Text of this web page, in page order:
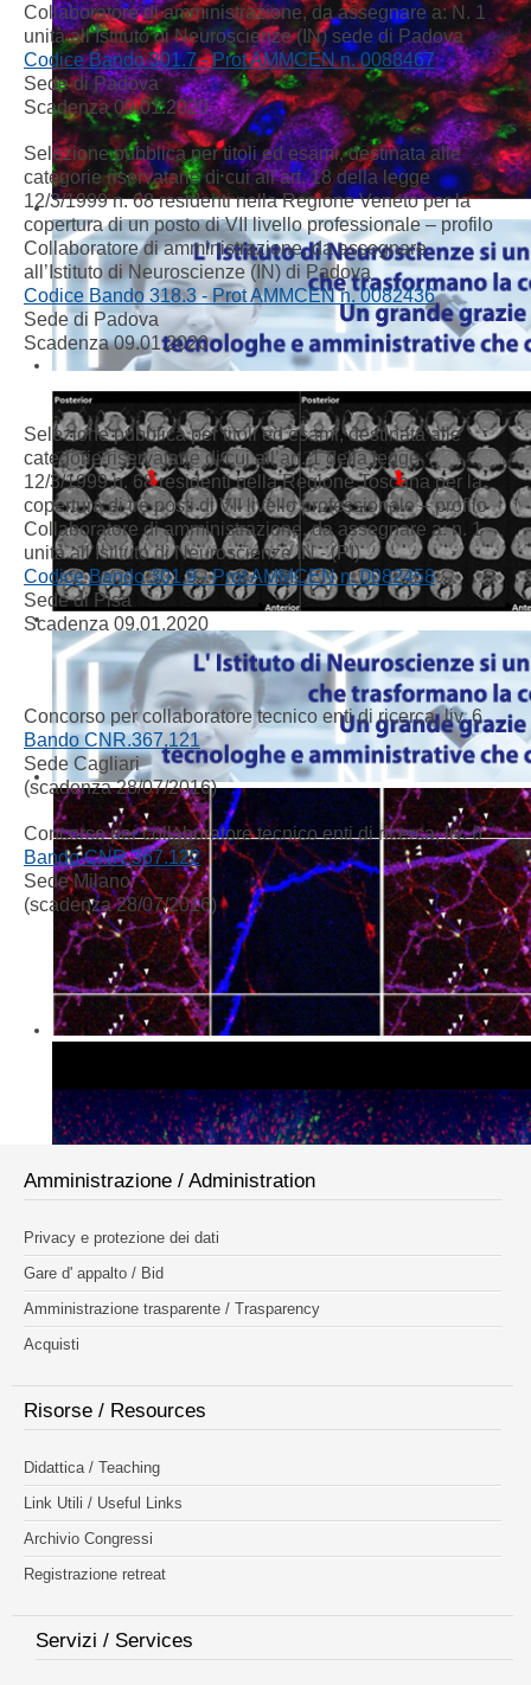
Collaboratore di amministrazione, da assegnare a: N. 1
unità all’Istituto di Neuroscienze (IN) sede di Padova
Codice Bando 301.7 - Prot AMMCEN n. 0088467
Sede di Padova
Scadenza 09.01.2020
Selezione pubblica per titoli ed esami, destinata alle
categorie riservatarie di cui all’art. 18 della legge
12/3/1999 n. 68 residenti nella Regione Veneto per la
copertura di un posto di VII livello professionale – profilo
Collaboratore di amministrazione, da assegnare
all’Istituto di Neuroscienze (IN) di Padova
Codice Bando 318.3 - Prot AMMCEN n. 0082436
Sede di Padova
Scadenza 09.01.2020
Selezione pubblica per titoli ed esami, destinata alle
categorie riservatarie di cui all’art. 1 della legge
12/3/1999 n. 68 residenti nella Regione Toscana per la
copertura di tre posti di VII livello professionale – profilo
Collaboratore di amministrazione, da assegnare a: n. 1
unità all’Istituto di Neuroscienze IN - (PI)
Codice Bando 301.9 - Prot AMMCEN n. 0082458
Sede di Pisa
Scadenza 09.01.2020
Concorso per collaboratore tecnico enti di ricerca, liv. 6
Bando CNR.367.121
Sede Cagliari
(scadenza 28/07/2016)
Concorso per collaboratore tecnico enti di ricerca, liv. 6
Bando CNR.367.122
Sede Milano
(scadenza 28/07/2016)
Amministrazione / Administration
Privacy e protezione dei dati
Gare d' appalto / Bid
Amministrazione trasparente / Trasparency
Acquisti
Risorse / Resources
Didattica / Teaching
Link Utili / Useful Links
Archivio Congressi
Registrazione retreat
Servizi / Services